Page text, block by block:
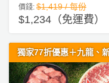
工
作
戶
外
價錢: $1,419 / 每份
$1,234（免運費）
獨家77折優惠＋九龍、